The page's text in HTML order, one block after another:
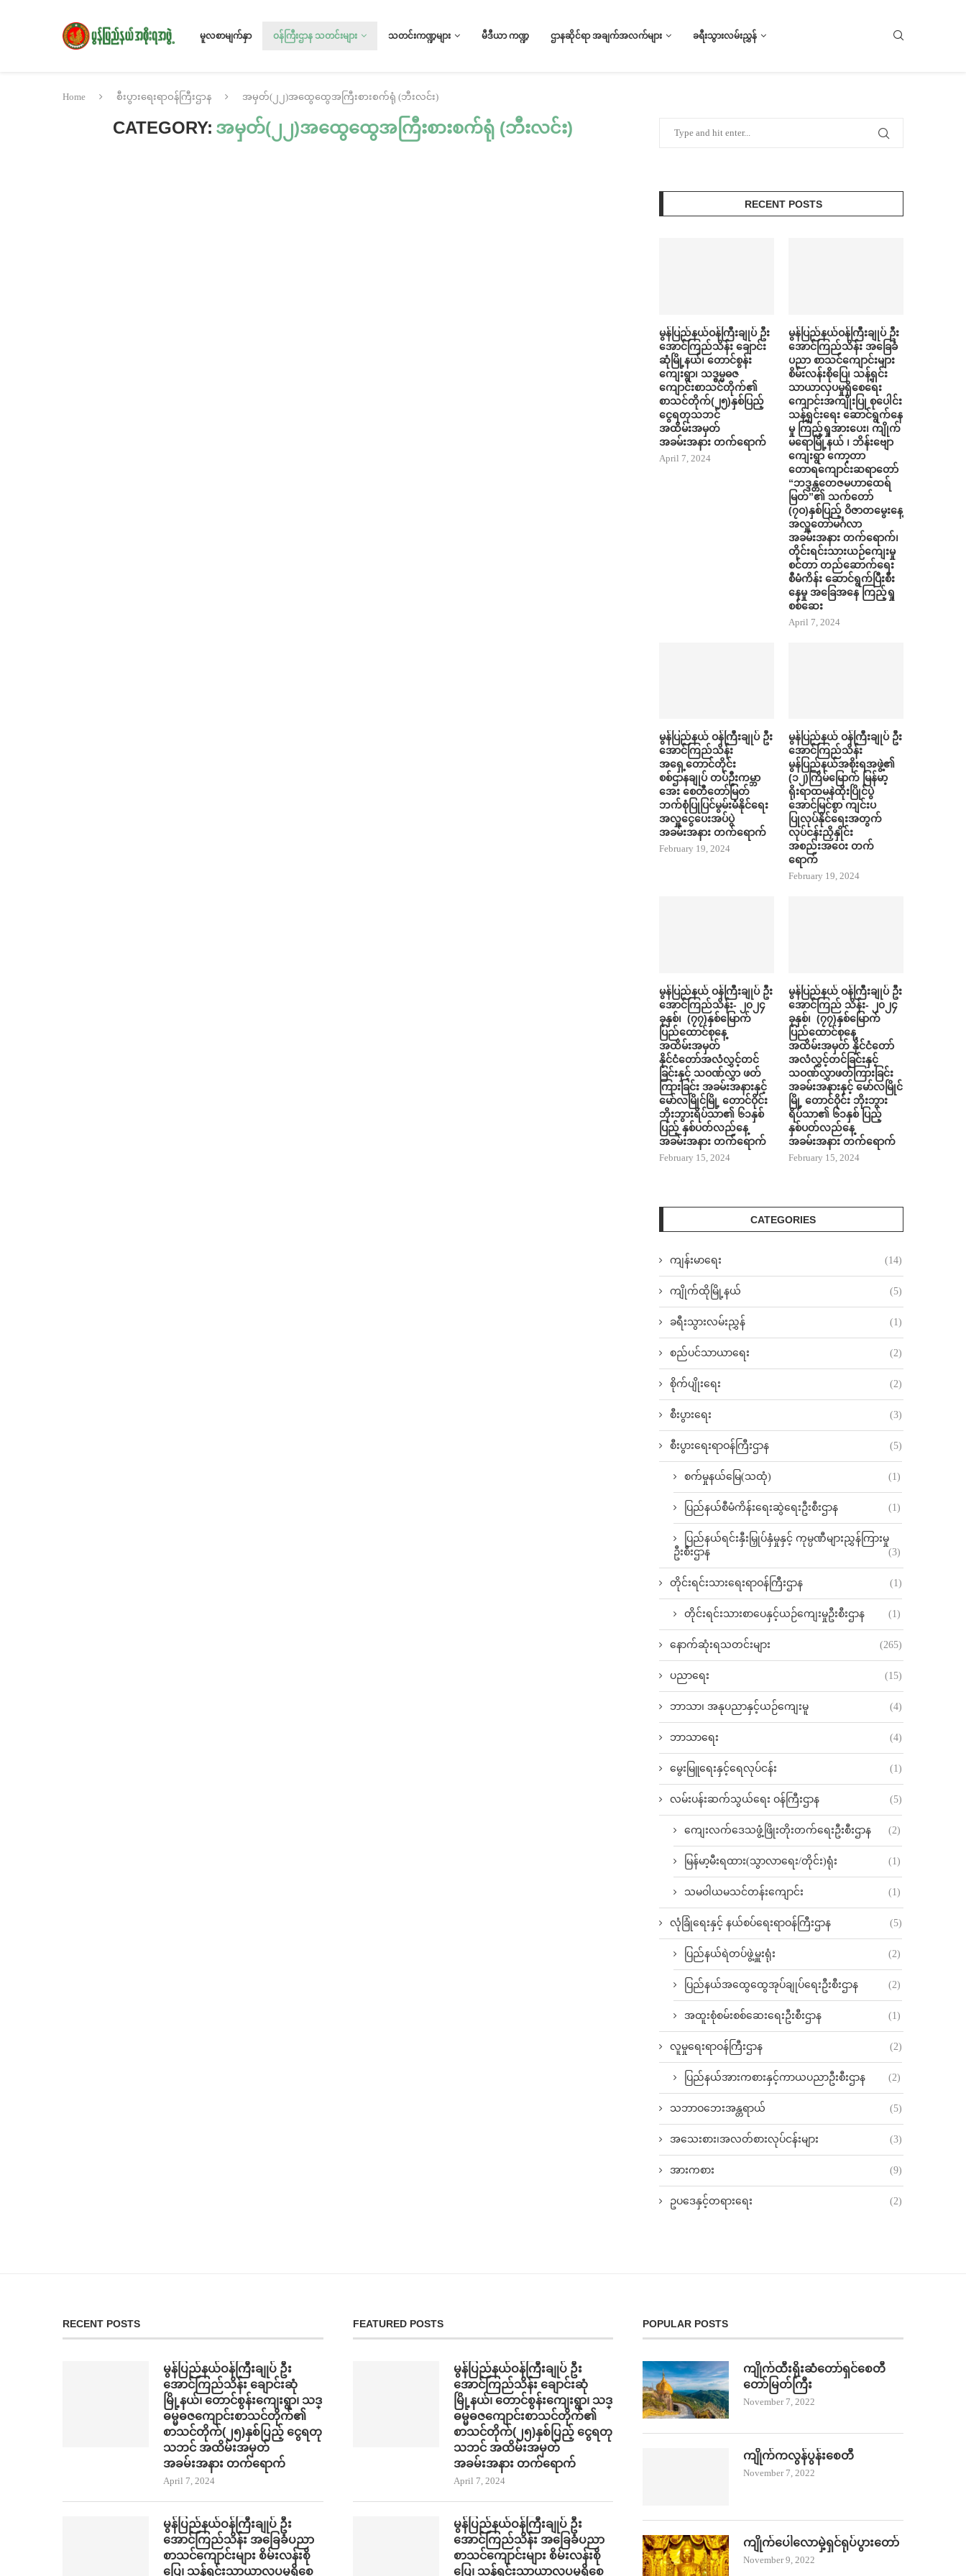
မူလစာမျက်နှာ ဝန်ကြီးဌာန သတင်းများ သတင်းကဏ္ဍများ မီဒီယာ ကဏ္ဍ ဌာနဆိုင်ရာ အချက်အလက်များ ခရီးသွားလမ်းညွှန်
Home စီးပွားရေးရာဝန်ကြီးဌာန အမှတ်(၂၂)အထွေထွေအကြီးစားစက်ရုံ (ဘီးလင်း)
CATEGORY: အမှတ်(၂၂)အထွေထွေအကြီးစားစက်ရုံ (ဘီးလင်း)
RECENT POSTS
မွန်ပြည်နယ်ဝန်ကြီးချုပ် ဦး
အောင်ကြည်သိန်း ချောင်း
ဆုံမြို့နယ်၊ တောင်စွန်း
ကျေးရွာ၊ သဒ္ဓမ္မဓဇ
ကျောင်းစာသင်တိုက်၏
စာသင်တိုက်(၂၅)နှစ်ပြည့်
ငွေရတုသဘင်
အထိမ်းအမှတ်
အခမ်းအနား တက်​ရောက်
April 7, 2024
မွန်ပြည်နယ်ဝန်ကြီးချုပ် ဦး
အောင်ကြည်သိန်း အ​ခြေခံ
ပညာ စာသင်​ကျောင်းများ
စိမ်းလန်းစို​​ပြေ​၊ သန့်ရှင်း
သာယာလှ​ပ​မှုရှိ​စေရေး
ကျောင်းအကျိုးပြု စု​ပေါင်း
သန့်ရှင်း​ရေး ​ဆောင်ရွက်နေ
မှု ကြည့်ရှုအား​ပေး၊ ကျိုက်
မရောမြို့နယ် ၊ ဘိန်းဗျော
ကျေးရွာ ကော့တာ
တောရကျောင်းဆရာတော်
“ဘဒ္ဒန္တတေဇမဟာထေရ်
မြတ်”၏ သက်တော်
(၇ဝ)နှစ်ပြည့် ဝိဇာတမွေးနေ့
အလှူတော်မင်္ဂလာ
အခမ်းအနား တက်​ရောက်၊
တိုင်းရင်းသားယဉ်ကျေးမှု
စင်တာ တည်​ဆောက်​ရေး
စီမံကိန်း ​ဆောင်ရွက်ပြီးစီး​
နေမှု အ​ခြေအ​နေ ကြည့်ရှု
စစ်​ဆေး
April 7, 2024
မွန်ပြည်နယ် ဝန်ကြီးချုပ် ဦး​
အောင်ကြည်သိန်း
အရှေ့တောင်တိုင်း
စစ်ဌာနချုပ် တပ်ဦးကမ္ဘာ​
အေး စေတီ​တော်မြတ်
ဘက်စုံပြုပြင်မွမ်းမံနိုင်​ရေး
အလှူ​ငွေ​ပေးအပ်ပွဲ
အခမ်းအနား တက်​ရောက်
February 19, 2024
မွန်ပြည်နယ် ဝန်ကြီးချုပ် ဦး​
အောင်ကြည်သိန်း
မွန်ပြည်နယ်အစိုးရအဖွဲ့၏
(၁၂)ကြိမ်မြောက် မြန်မာ့
ရိုးရာထမနဲထိုးပြိုင်ပွဲ
အောင်မြင်စွာ ကျင်းပ
ပြုလုပ်နိုင်ရေးအတွက်
လုပ်ငန်းညှိနှိုင်း
အစည်းအဝေး တက်​
ရောက်
February 19, 2024
မွန်ပြည်နယ် ဝန်ကြီးချုပ် ဦး
အောင်ကြည်သိန်း- ၂၀၂၄
ခုနှစ်၊ (၇၇)နှစ်မြောက်
ပြည်ထောင်စုနေ့
အထိမ်းအမှတ်
နိုင်ငံတော်အလံလွှင့်တင်
ခြင်းနှင့် သဝဏ်လွှာ ဖတ်
ကြားခြင်း အခမ်းအနားနှင့်
မော်လမြိုင်မြို့ တောင်ဝိုင်း
ဘိုးဘွားရိပ်သာ၏ ၆၁နှစ်
ပြည့် နှစ်ပတ်လည်နေ့
အခမ်းအနား တက်ရောက်
February 15, 2024
မွန်ပြည်နယ် ဝန်ကြီးချုပ် ဦး
အောင်ကြည် သိန်း- ၂၀၂၄
ခုနှစ်၊ (၇၇)နှစ်မြောက်
ပြည်ထောင်စုနေ့
အထိမ်းအမှတ် နိုင်ငံတော်
အလံလွှင့်တင်ခြင်းနှင့်
သဝဏ်လွှာဖတ်ကြားခြင်း
အခမ်းအနားနှင့် မော်လမြိုင်
မြို့ တောင်ဝိုင်း ဘိုးဘွား
ရိပ်သာ၏ ၆၁နှစ် ပြည့်
နှစ်ပတ်လည်နေ့
အခမ်းအနား တက်ရောက်
February 15, 2024
CATEGORIES
ကျန်းမာရေး (14)
ကျိုက်ထိုမြို့နယ် (5)
ခရီးသွားလမ်းညွှန် (1)
စည်ပင်သာယာရေး (2)
စိုက်ပျိုးရေး (2)
စီးပွားရေး (3)
စီးပွားရေးရာဝန်ကြီးဌာန (5)
စက်မှုနယ်မြေ(သထုံ) (1)
ပြည်နယ်စီမံကိန်းရေးဆွဲရေးဦးစီးဌာန (1)
ပြည်နယ်ရင်းနှီးမြှုပ်နှံမှုနှင့် ကုမ္ပဏီများညွှန်ကြားမှု
ဦးစီးဌာန
(3)
တိုင်းရင်းသားရေးရာဝန်ကြီးဌာန (1)
တိုင်းရင်းသားစာပေနှင့်ယဉ်ကျေးမှုဦးစီးဌာန (1)
နောက်ဆုံးရသတင်းများ (265)
ပညာရေး (15)
ဘာသာ၊ အနုပညာနှင့်ယဉ်ကျေးမူ (4)
ဘာသာရေး (4)
မွေးမြူရေးနှင့်ရေလုပ်ငန်း (1)
လမ်းပန်းဆက်သွယ်‌ရေး ဝန်ကြီးဌာန (5)
ကျေးလက်ဒေသဖွံ့ဖြိုးတိုးတက်ရေးဦးစီးဌာန (2)
မြန်မာ့မီးရထား(သွာလာရေး/တိုင်း)ရုံး (1)
သမဝါယမသင်တန်းကျောင်း (1)
လုံခြုံရေးနှင့် နယ်စပ်ရေးရာဝန်ကြီးဌာန (5)
ပြည်နယ်ရဲတပ်ဖွဲ့မှူးရုံး (2)
ပြည်နယ်အထွေထွေအုပ်ချုပ်ရေးဦးစီးဌာန (2)
အထူးစုံစမ်းစစ်ဆေးရေးဦးစီးဌာန (1)
လူမှုရေးရာဝန်ကြီးဌာန (2)
ပြည်နယ်အားကစားနှင့်ကာယပညာဦးစီးဌာန (2)
သဘာဝဘေးအန္တရာယ် (5)
အသေးစား၊အလတ်စားလုပ်ငန်းများ (3)
အားကစား (9)
ဥပဒေနှင့်တရားရေး (2)
RECENT POSTS
မွန်ပြည်နယ်ဝန်ကြီးချုပ် ဦး
အောင်ကြည်သိန်း ချောင်းဆုံ
မြို့နယ်၊ တောင်စွန်းကျေးရွာ၊ သဒ္
ဓမ္မဓဇကျောင်းစာသင်တိုက်၏
စာသင်တိုက်(၂၅)နှစ်ပြည့် ငွေရတု
သဘင် အထိမ်းအမှတ်
အခမ်းအနား တက်​ရောက်
April 7, 2024
မွန်ပြည်နယ်ဝန်ကြီးချုပ် ဦး
အောင်ကြည်သိန်း အ​ခြေခံပညာ
စာသင်​ကျောင်းများ စိမ်းလန်းစို​​
ပြေ​၊ သန့်ရှင်းသာယာလှ​ပ​မှုရှိ​စေ
FEATURED POSTS
မွန်ပြည်နယ်ဝန်ကြီးချုပ် ဦး
အောင်ကြည်သိန်း ချောင်းဆုံ
မြို့နယ်၊ တောင်စွန်းကျေးရွာ၊ သဒ္
ဓမ္မဓဇကျောင်းစာသင်တိုက်၏
စာသင်တိုက်(၂၅)နှစ်ပြည့် ငွေရတု
သဘင် အထိမ်းအမှတ်
အခမ်းအနား တက်​ရောက်
April 7, 2024
မွန်ပြည်နယ်ဝန်ကြီးချုပ် ဦး
အောင်ကြည်သိန်း အ​ခြေခံပညာ
စာသင်​ကျောင်းများ စိမ်းလန်းစို​​
ပြေ​၊ သန့်ရှင်းသာယာလှ​ပ​မှုရှိ​စေ
POPULAR POSTS
ကျိုက်ထီးရိုးဆံတော်ရှင်စေတီ
တော်မြတ်ကြီး
November 7, 2022
ကျိုက်ကလွန်ပွန်းစေတီ
November 7, 2022
ကျိုက်ပေါလောမှဲ့ရှင်ရုပ်ပွားတော်
November 9, 2022